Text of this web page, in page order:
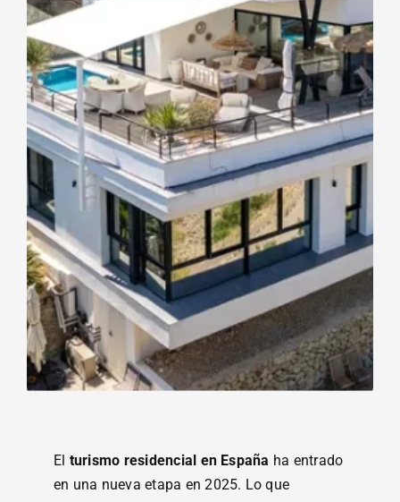
El turismo residencial en España ha entrado
en una nueva etapa en 2025. Lo que